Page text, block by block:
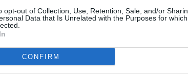
opt-out of Collection, Use, Retention, Sale, and/or
Data that Is Unrelated with the Purposes for
CONFIRM
–...
ΑθλοΠΑΙΔΕIΑΣ –
Αθλητισμού στην Αρχαία